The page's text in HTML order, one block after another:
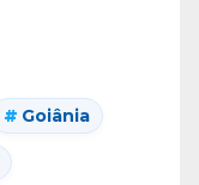
Goiânia